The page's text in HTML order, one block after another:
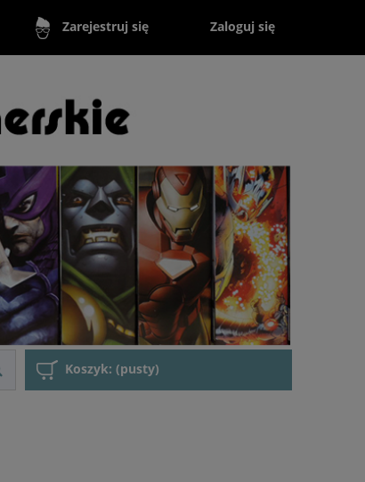
Zarejestruj się Zaloguj się
Koszyk: (pusty)